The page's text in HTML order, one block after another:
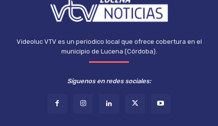
Videoluc VTV es un periodico local que ofrece cobertura en el
municipio de Lucena (Córdoba).
Síguenos en redes sociales: